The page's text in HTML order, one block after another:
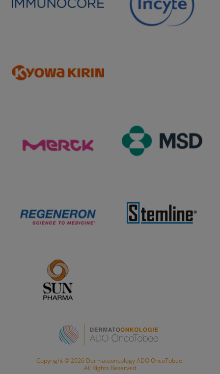
Copyright © 2026 Dermatooncology ADO OncoTobee.
All Rights Reserved